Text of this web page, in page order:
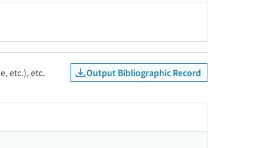
etc.), etc. Output Bibliographic Record